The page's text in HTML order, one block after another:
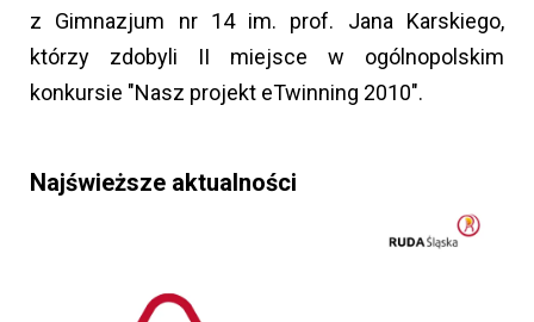
z Gimnazjum nr 14 im. prof. Jana Karskiego,
którzy zdobyli II miejsce w ogólnopolskim
konkursie "Nasz projekt eTwinning 2010".
Najświeższe aktualności